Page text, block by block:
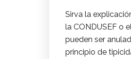
Sirva la
la CONDUSEF o
pueden ser
principio de